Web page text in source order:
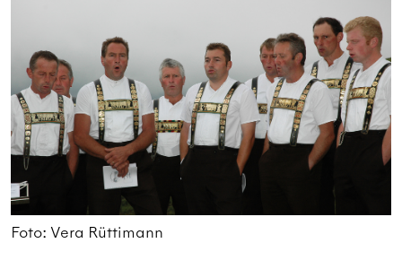
Foto: Vera Rüttimann